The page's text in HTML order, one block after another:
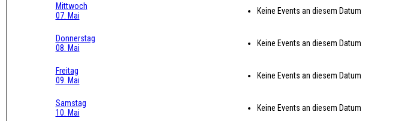
Mittwoch
07. Mai
Keine Events an diesem Datum
Donnerstag
08. Mai
Keine Events an diesem Datum
Freitag
09. Mai
Keine Events an diesem Datum
Samstag
10. Mai
Keine Events an diesem Datum